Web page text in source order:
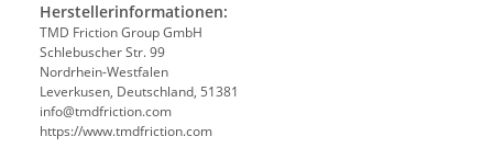
Herstellerinformationen:
TMD Friction Group GmbH
Schlebuscher Str. 99
Nordrhein-Westfalen
Leverkusen, Deutschland, 51381
info@tmdfriction.com
https://www.tmdfriction.com